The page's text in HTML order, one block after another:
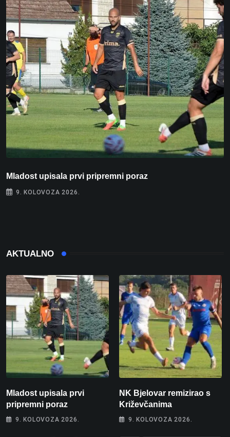
Mladost upisala prvi pripremni poraz
9. KOLOVOZA 2026.
AKTUALNO
Mladost upisala prvi
pripremni poraz
9. KOLOVOZA 2026.
NK Bjelovar remizirao s
Križevčanima
9. KOLOVOZA 2026.